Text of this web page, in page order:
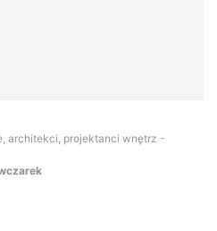
architekci, projektanci wnętrz -